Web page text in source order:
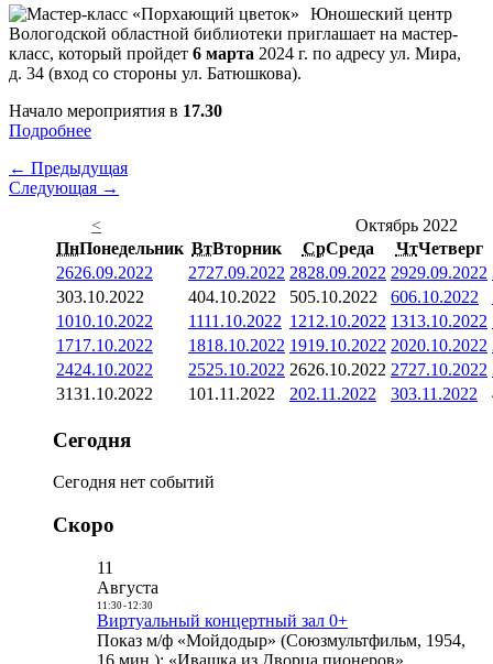
Юношеский центр
Вологодской областной библиотеки приглашает на мастер-
класс, который пройдет 6 марта 2024 г. по адресу ул. Мира,
д. 34 (вход со стороны ул. Батюшкова).
Начало мероприятия в 17.30
Подробнее
← Предыдущая
Следующая →
<
Октябрь 2022
ПнПонедельник ВтВторник СрСреда ЧтЧетверг
2626.09.2022 2727.09.2022 2828.09.2022 2929.09.2022
303.10.2022 404.10.2022 505.10.2022 606.10.2022
1010.10.2022 1111.10.2022 1212.10.2022 1313.10.2022
1717.10.2022 1818.10.2022 1919.10.2022 2020.10.2022
2424.10.2022 2525.10.2022 2626.10.2022 2727.10.2022
3131.10.2022 101.11.2022 202.11.2022 303.11.2022
Сегодня
Сегодня нет событий
Скоро
11
Августа
11:30- 12:30
Виртуальный концертный зал 0+
Показ м/ф «Мойдодыр» (Союзмультфильм, 1954,